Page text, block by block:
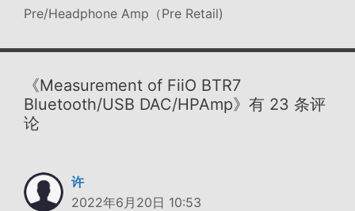
Pre/Headphone Amp（Pre Retail)
《Measurement of FiiO BTR7
Bluetooth/USB DAC/HPAmp》有 23 条评
论
许
2022年6月20日 10:53